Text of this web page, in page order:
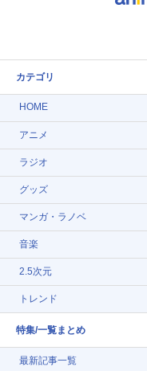
カテゴリ
HOME
アニメ
ラジオ
グッズ
マンガ・ラノベ
音楽
2.5次元
トレンド
特集/一覧まとめ
最新記事一覧